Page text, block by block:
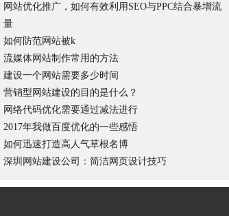
网站优化推广，如何有效利用SEO与PPC结合暴增流
量
如何防范网站被k
流媒体网站制作常用的方法
建设一个网站需要多少时间
营销型网站建设的目的是什么？
网络代码优化需要通过减法进行
2017年我做百度优化的一些感悟
如何迅速打造高人气草根名博
深圳网站建设公司：简洁网页设计技巧